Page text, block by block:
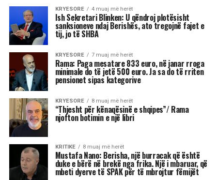
KRYESORE 4 muaj më herët
Ish Sekretari Blinken: U qëndroj plotësisht
sanksioneve ndaj Berishës, ato tregojnë fajet e
tij, jo të SHBA
KRYESORE 7 muaj më herët
Rama: Paga mesatare 833 euro, në janar rroga
minimale do të jetë 500 euro. Ja sa do të rriten
pensionet sipas kategorive
KRYESORE 8 muaj më herët
“Thjesht për kënaqësinë e shqipes”/ Rama
njofton botimin e një libri
KRITIKE 8 muaj më herët
Mustafa Nano: Berisha, një burracak që është
duke e bërë në brekë nga frika. Një i mbaruar, që
mbeti dyerve të SPAK për të mbrojtur fëmijët